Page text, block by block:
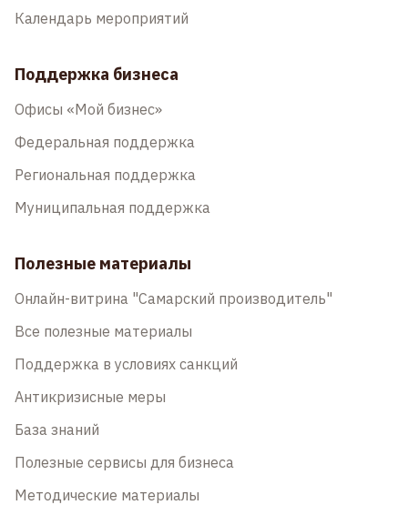
Календарь мероприятий
Поддержка бизнеса
Офисы «Мой бизнес»
Федеральная поддержка
Региональная поддержка
Муниципальная поддержка
Полезные материалы
Онлайн-витрина "Самарский производитель"
Все полезные материалы
Поддержка в условиях санкций
Антикризисные меры
База знаний
Полезные сервисы для бизнеса
Методические материалы